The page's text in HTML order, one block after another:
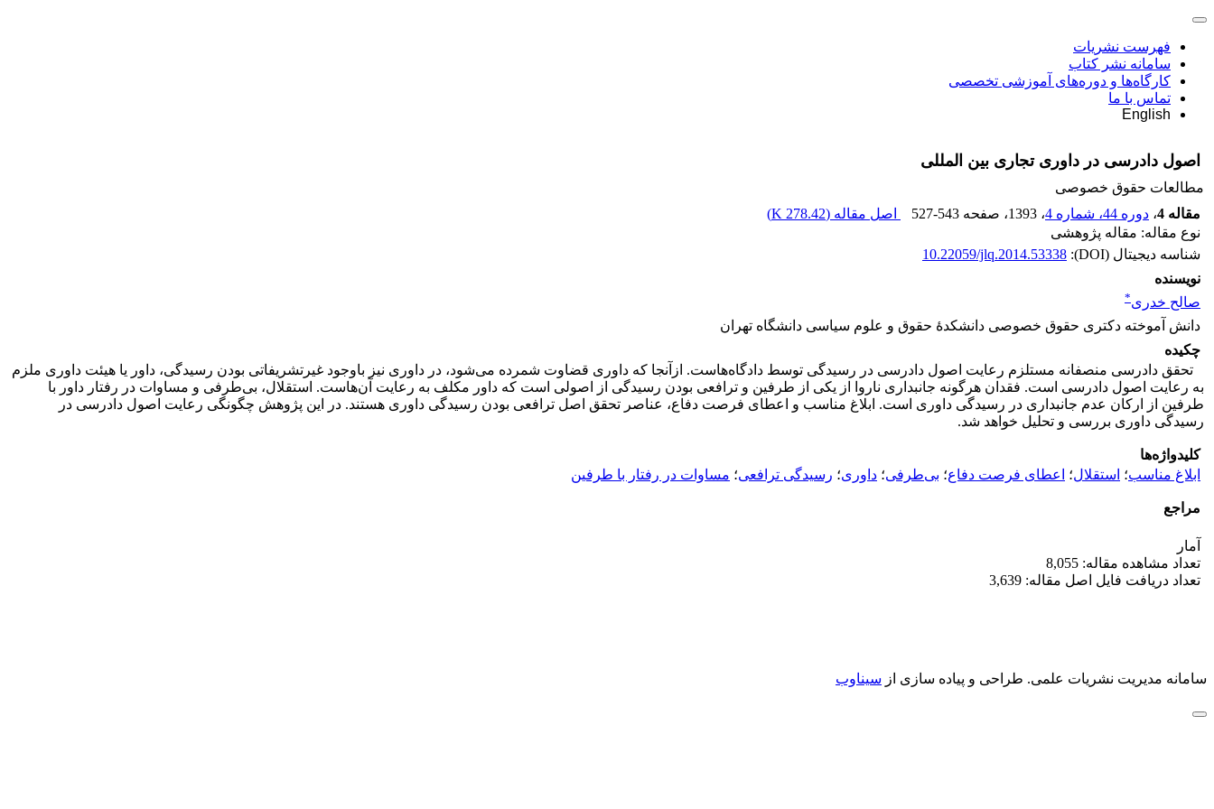
فهرست نشریات
سامانه نشر کتاب
کارگاه‌ها و دوره‌های آموزشی تخصصی
تماس با ما
English
اصول دادرسی در داوری تجاری بین المللی
مطالعات حقوق خصوصی
مقاله 4
، دوره 44، شماره 4 ، 1393 ، صفحه 527-543 اصل مقاله (278.42 K
)
نوع مقاله: مقاله پژوهشی
شناسه دیجیتال (DOI):
10.22059/jlq.2014.53338
نویسنده
صالح خدری*
دانش آموخته دکتری حقوق خصوصی دانشکدۀ حقوق و علوم سیاسی دانشگاه تهران
چکیده
تحقق دادرسی منصفانه مستلزم رعایت اصول دادرسی در رسیدگی توسط دادگاه‌هاست. ازآنجا که داوری قضاوت شمرده می‌شود، در داوری نیز باوجود غیر‌تشریفاتی بودن رسیدگی، داور یا هیئت داوری ملزم
به رعایت اصول دادرسی‌ است. فقدان هرگونه جانبداری ناروا از یکی از طرفین و ترافعی بودن رسیدگی از اصولی است که داور مکلف به رعایت آن‌هاست. استقلال، بی‌طرفی و مساوات در رفتار داور با
طرفین از ارکان عدم جانبداری در رسیدگی داوری ‌است. ابلاغ مناسب و اعطای فرصت دفاع، عناصر تحقق اصل ترافعی بودن رسیدگی داوری هستند. در این پژوهش چگونگی رعایت اصول دادرسی در
رسیدگی داوری بررسی و تحلیل خواهد شد.
کلیدواژه‌ها
ابلاغ مناسب؛ استقلال؛ اعطای فرصت دفاع؛ بی‌طرفی؛ داوری؛ رسیدگی ترافعی؛ مساوات در رفتار با طرفین
مراجع
آمار
تعداد مشاهده مقاله: 8,055
تعداد دریافت فایل اصل مقاله: 3,639
سامانه مدیریت نشریات علمی. طراحی و پیاده سازی از سیناوب